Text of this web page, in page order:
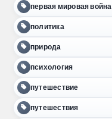
первая мировая война
политика
природа
психология
путешествие
путешествия